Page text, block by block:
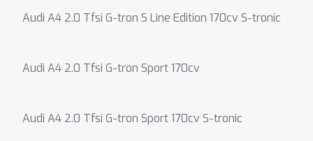
Audi A4 2.0 Tfsi G-tron S Line Edition 170cv S-tronic
Audi A4 2.0 Tfsi G-tron Sport 170cv
Audi A4 2.0 Tfsi G-tron Sport 170cv S-tronic